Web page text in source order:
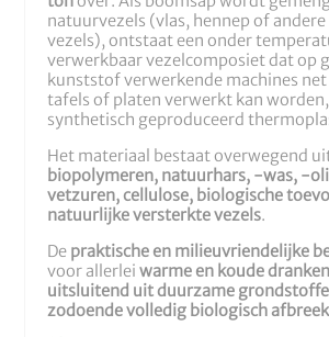
natuurvezels (vlas, hennep of
vezels), ontstaat een onder
verwerkbaar vezelcomposiet dat op
kunststof verwerkende machines
tafels of platen verwerkt kan worden,
synthetisch geproduceerd
Het materiaal bestaat overwegend
biopolymeren, natuurhars, -was, -
vetzuren, cellulose, biologische
natuurlijke versterkte vezels.
De praktische en milieuvriendelijke
voor allerleiwarme en koude dranken
uitsluitend uit duurzame
zodoende volledig biologisch